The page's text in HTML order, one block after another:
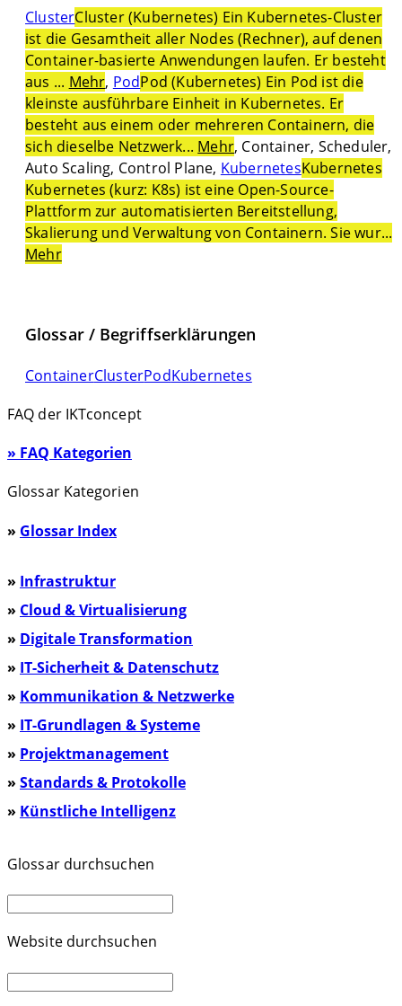
ClusterCluster (Kubernetes) Ein Kubernetes-Cluster
ist die Gesamtheit aller Nodes (Rechner), auf denen
Container-basierte Anwendungen laufen. Er besteht
aus ... Mehr, PodPod (Kubernetes) Ein Pod ist die
kleinste ausführbare Einheit in Kubernetes. Er
besteht aus einem oder mehreren Containern, die
sich dieselbe Netzwerk... Mehr, Container, Scheduler,
Auto Scaling, Control Plane, KubernetesKubernetes
Kubernetes (kurz: K8s) ist eine Open-Source-
Plattform zur automatisierten Bereitstellung,
Skalierung und Verwaltung von Containern. Sie wur...
Mehr
Glossar / Begriffserklärungen
ContainerClusterPodKubernetes
FAQ der IKTconcept
» FAQ Kategorien
Glossar Kategorien
» Glossar Index
» Infrastruktur
» Cloud & Virtualisierung
» Digitale Transformation
» IT-Sicherheit & Datenschutz
» Kommunikation & Netzwerke
» IT-Grundlagen & Systeme
» Projektmanagement
» Standards & Protokolle
» Künstliche Intelligenz
Glossar durchsuchen
Website durchsuchen